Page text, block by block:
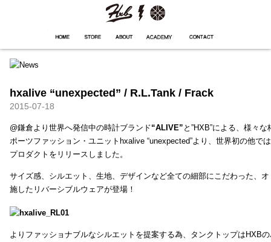
hxalive “unexpected” / R.L.Tank / Frack
2015-07-18
@鎌倉より世界へ発信中の時計ブランド“ALIVE” と”HXB”による、様々
ポーツファッション・ユニットhxalive “unexpected”より、世界初の他で
プロダクトをリリースしました。
サイズ感、シルエット、生地、デザインなど全ての細部にこだわった、
施したリバーシブルウェアが登場！
よりファッショナブルなシルエットを提案する為、タンクトップはHXB